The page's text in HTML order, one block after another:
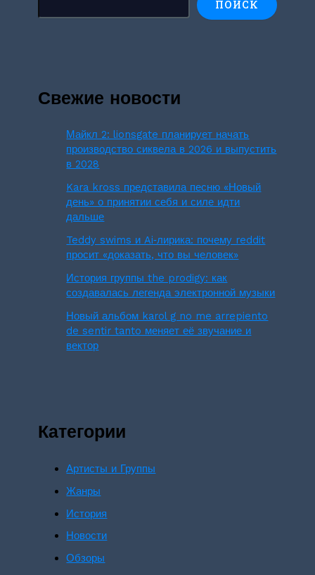
ПОИСК
Свежие новости
Майкл 2: lionsgate планирует начать
производство сиквела в 2026 и выпустить
в 2028
Kara kross представила песню «Новый
день» о принятии себя и силе идти
дальше
Teddy swims и Ai‑лирика: почему reddit
просит «доказать, что вы человек»
История группы the prodigy: как
создавалась легенда электронной музыки
Новый альбом karol g no me arrepiento
de sentir tanto меняет её звучание и
вектор
Категории
Артисты и Группы
Жанры
История
Новости
Обзоры